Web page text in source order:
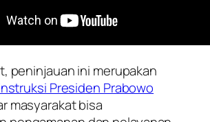
peninjauan ini merupakan
Presiden Prabowo
masyarakat bisa